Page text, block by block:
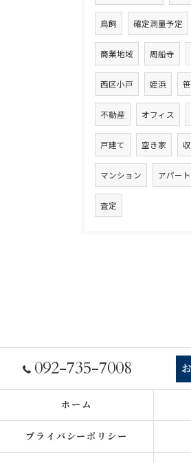
鳥飼 確定測量予定
商業地域 周船寺
西区小戸 姪浜
不動産 オフィス
戸建て 空き家
マンション アパート
査定
092-735-7008
ホーム
プライバシーポリシー